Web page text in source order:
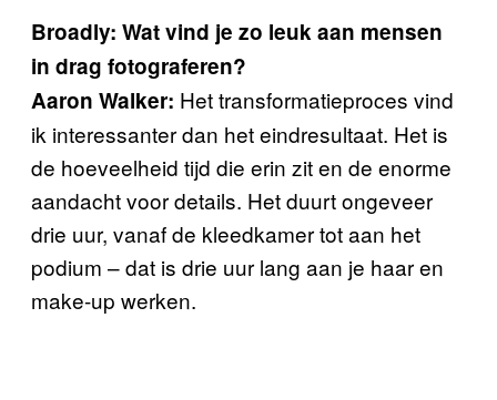
Broadly: Wat vind je zo leuk aan mensen
in drag fotograferen?
Aaron Walker: Het transformatieproces vind
ik interessanter dan het eindresultaat. Het is
de hoeveelheid tijd die erin zit en de enorme
aandacht voor details. Het duurt ongeveer
drie uur, vanaf de kleedkamer tot aan het
podium – dat is drie uur lang aan je haar en
make-up werken.